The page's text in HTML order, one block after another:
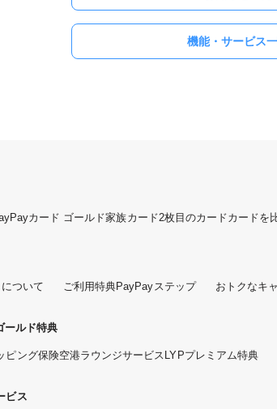
機能・サービス
カード ゴールド家族カード2枚目のカードカードを
ついて ご利用特典PayPayステップ おトクなキ
ールド特典
ピング保険空港ラウンジサービス LYPプレミアム特典
ビス